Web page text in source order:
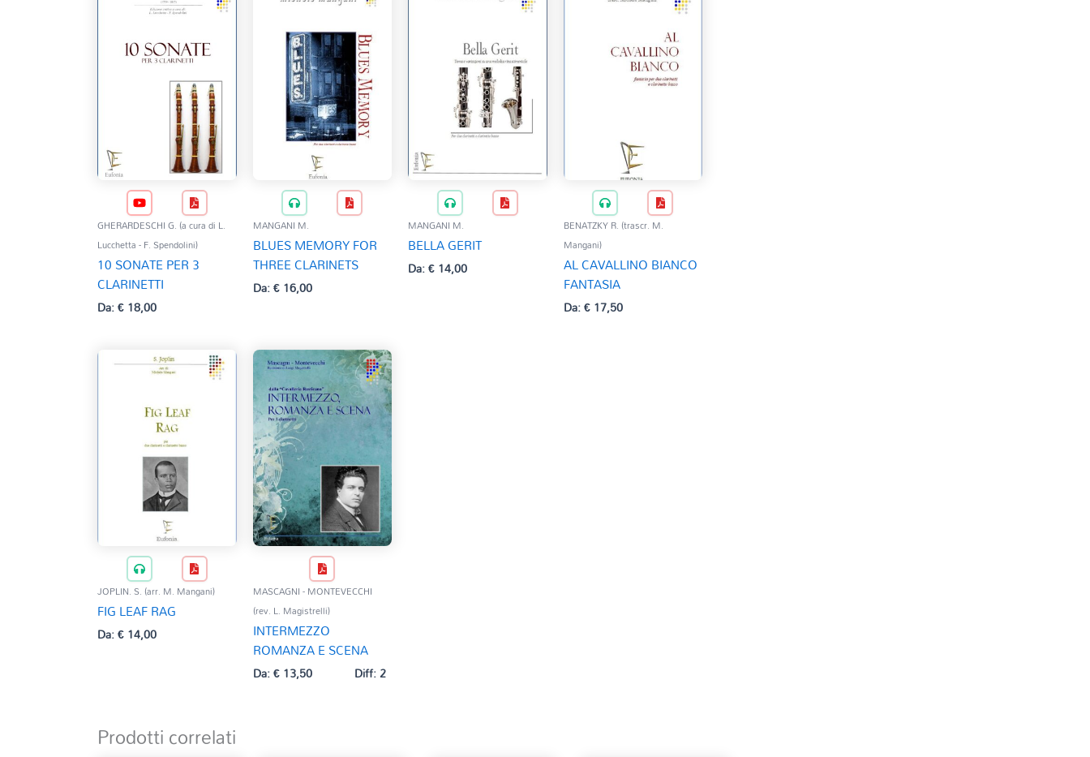
GHERARDESCHI G. (a cura di L.
Lucchetta - F. Spendolini)
10 SONATE PER 3
CLARINETTI
Da:€18,00
MANGANI M.
BLUES MEMORY FOR
THREE CLARINETS
Da:€16,00
MANGANI M.
BELLA GERIT
Da:€14,00
BENATZKY R. (trascr. M.
Mangani)
AL CAVALLINO BIANCO
FANTASIA
Da:€17,50
JOPLIN. S. (arr. M. Mangani)
FIG LEAF RAG
Da:€14,00
MASCAGNI - MONTEVECCHI
(rev. L. Magistrelli)
INTERMEZZO
ROMANZA E SCENA
Da:€13,50 Diff: 2
Prodotti correlati